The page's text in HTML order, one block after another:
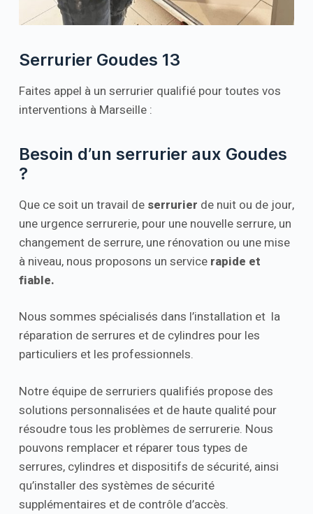
Serrurier Goudes 13
Faites appel à un serrurier qualifié pour toutes vos
interventions à Marseille :
Besoin d’un serrurier aux Goudes
?
Que ce soit un travail de serrurier de nuit ou de jour,
une urgence serrurerie, pour une nouvelle serrure, un
changement de serrure, une rénovation ou une mise
à niveau, nous proposons un service rapide et
fiable.
Nous sommes spécialisés dans l’installation et la
réparation de serrures et de cylindres pour les
particuliers et les professionnels.
Notre équipe de serruriers qualifiés propose des
solutions personnalisées et de haute qualité pour
résoudre tous les problèmes de serrurerie. Nous
pouvons remplacer et réparer tous types de
serrures, cylindres et dispositifs de sécurité, ainsi
qu’installer des systèmes de sécurité
supplémentaires et de contrôle d’accès.